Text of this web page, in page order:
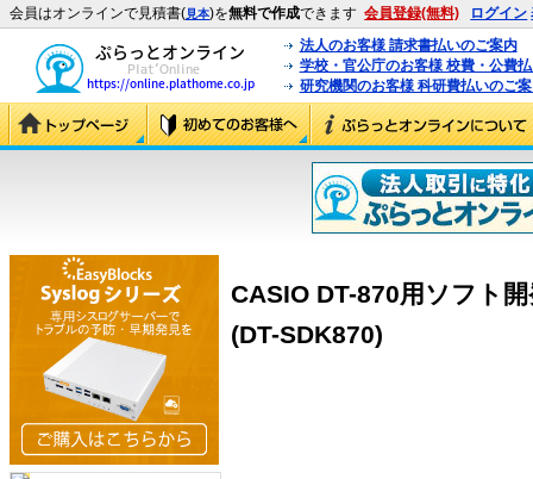
会員はオンラインで見積書(見本)を無料で作成できます 会員登録(無料) ログイン
法人のお客様 請求書払いのご案内
学校・官公庁のお客様 校費・公費
研究機関のお客様 科研費払いのご
CASIO DT-870用ソフト
(DT-SDK870)